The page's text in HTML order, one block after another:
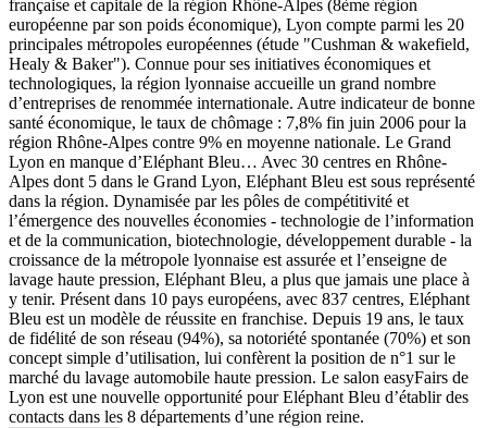
française et capitale de la région Rhône-Alpes (8ème région
européenne par son poids économique), Lyon compte parmi les 20
principales métropoles européennes (étude "Cushman & wakefield,
Healy & Baker"). Connue pour ses initiatives économiques et
technologiques, la région lyonnaise accueille un grand nombre
d’entreprises de renommée internationale. Autre indicateur de bonne
santé économique, le taux de chômage : 7,8% fin juin 2006 pour la
région Rhône-Alpes contre 9% en moyenne nationale. Le Grand
Lyon en manque d’Eléphant Bleu… Avec 30 centres en Rhône-
Alpes dont 5 dans le Grand Lyon, Eléphant Bleu est sous représenté
dans la région. Dynamisée par les pôles de compétitivité et
l’émergence des nouvelles économies - technologie de l’information
et de la communication, biotechnologie, développement durable - la
croissance de la métropole lyonnaise est assurée et l’enseigne de
lavage haute pression, Eléphant Bleu, a plus que jamais une place à
y tenir. Présent dans 10 pays européens, avec 837 centres, Eléphant
Bleu est un modèle de réussite en franchise. Depuis 19 ans, le taux
de fidélité de son réseau (94%), sa notoriété spontanée (70%) et son
concept simple d’utilisation, lui confèrent la position de n°1 sur le
marché du lavage automobile haute pression. Le salon easyFairs de
Lyon est une nouvelle opportunité pour Eléphant Bleu d’établir des
contacts dans les 8 départements d’une région reine.